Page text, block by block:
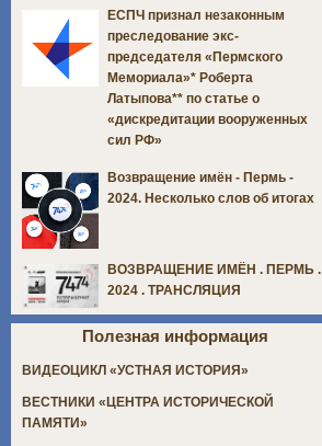
ЕСПЧ признал незаконным
преследование экс-
председателя «Пермского
Мемориала»* Роберта
Латыпова** по статье о
«дискредитации вооруженных
сил РФ»
Возвращение имён - Пермь -
2024. Несколько слов об итогах
ВОЗВРАЩЕНИЕ ИМЁН . ПЕРМЬ .
2024 . ТРАНСЛЯЦИЯ
Полезная информация
ВИДЕОЦИКЛ «УСТНАЯ ИСТОРИЯ»
ВЕСТНИКИ «ЦЕНТРА ИСТОРИЧЕСКОЙ
ПАМЯТИ»